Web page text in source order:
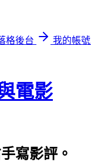
格後台
我的帳號
電影
寫影評。